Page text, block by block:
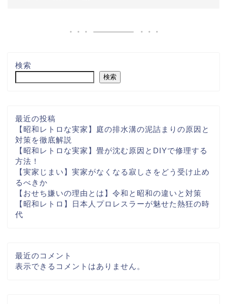
検索
検索
最近の投稿
【昭和レトロな実家】庭の排水溝の泥詰まりの原因と
対策を徹底解説
【昭和レトロな実家】畳が沈む原因とDIYで修理する
方法！
【実家じまい】実家がなくなる寂しさをどう受け止め
るべきか
【おせち嫌いの理由とは】令和と昭和の違いと対策
【昭和レトロ】日本人プロレスラーが魅せた熱狂の時
代
最近のコメント
表示できるコメントはありません。